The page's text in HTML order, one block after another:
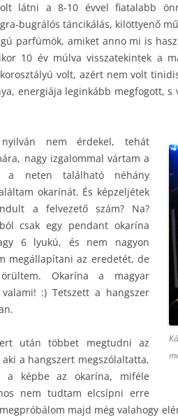
látni a 8-10 évvel fiatalabb
bugrálós táncikálás, kilöttyenő
parfümök, amiket anno mi is
10 év múlva visszatekintek a
volt, azért nem volt
energiája leginkább megfogott,
nem érdekel, tehát
nagy izgalommal vártam a
a neten található néhány
okarínát. És képzeljétek
a felvezető szám? Na?
csak egy pendant okarína
6 lyukú, és nem nagyon
megállapítani az eredetét, de
Okarína a magyar
:) Tetszett a hangszer
után többet megtudni az
aki a hangszert megszólaltatta,
a képbe az okarína, miféle
nem tudtam elcsípni erre
majd még valahogy